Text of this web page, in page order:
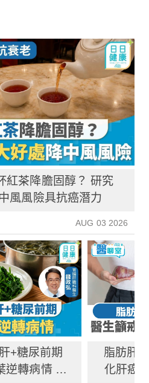
紅茶降膽固醇？ 研究
風風險具抗癌潛力
AUG 03 2026
+糖尿前期
逆轉病情 肝
脂肪肝
化肝癌